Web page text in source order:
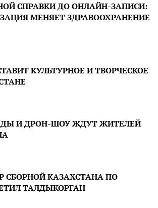
СПРАВКИ ДО ОНЛАЙН-ЗАПИСИ:
МЕНЯЕТ ЗДРАВООХРАНЕНИЕ
КУЛЬТУРНОЕ И ТВОРЧЕСКОЕ
И ДРОН-ШОУ ЖДУТ ЖИТЕЛЕЙ
СБОРНОЙ КАЗАХСТАНА ПО
ТАЛДЫКОРГАН